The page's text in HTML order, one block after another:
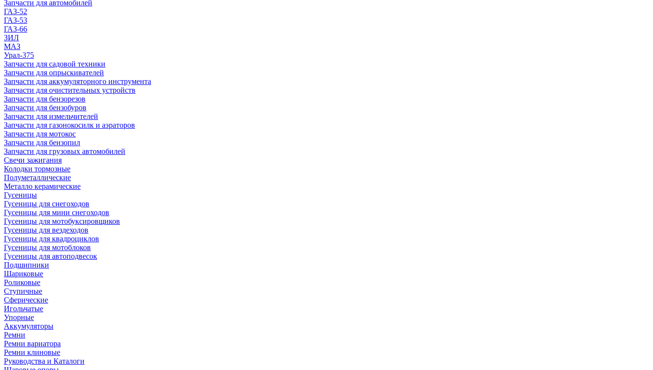
Запчасти для автомобилей
ГАЗ-52
ГАЗ-53
ГАЗ-66
ЗИЛ
МАЗ
Урал-375
Запчасти для садовой техники
Запчасти для опрыскивателей
Запчасти для аккумуляторного инструмента
Запчасти для очистительных устройств
Запчасти для бензорезов
Запчасти для бензобуров
Запчасти для измельчителей
Запчасти для газонокосилк и аэраторов
Запчасти для мотокос
Запчасти для бензопил
Запчасти для грузовых автомобилей
Свечи зажигания
Колодки тормозные
Полуметаллические
Металло керамические
Гусеницы
Гусеницы для снегоходов
Гусеницы для мини снегоходов
Гусеницы для мотобуксировщиков
Гусеницы для вездеходов
Гусеницы для квадроциклов
Гусеницы для мотоблоков
Гусеницы для автоподвесок
Подшипники
Шариковые
Роликовые
Ступичные
Сферические
Игольчатые
Упорные
Аккумуляторы
Ремни
Ремни вариатора
Ремни клиновые
Руководства и Каталоги